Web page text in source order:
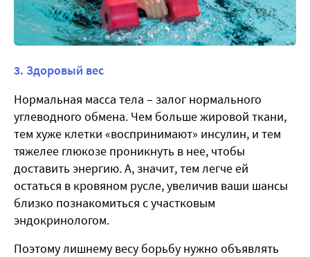
3. Здоровый вес
Нормальная масса тела – залог нормального
углеводного обмена. Чем больше жировой ткани,
тем хуже клетки «воспринимают» инсулин, и тем
тяжелее глюкозе проникнуть в нее, чтобы
доставить энергию. А, значит, тем легче ей
остаться в кровяном русле, увеличив ваши шансы
близко познакомиться с участковым
эндокринологом.
Поэтому лишнему весу борьбу нужно объявлять